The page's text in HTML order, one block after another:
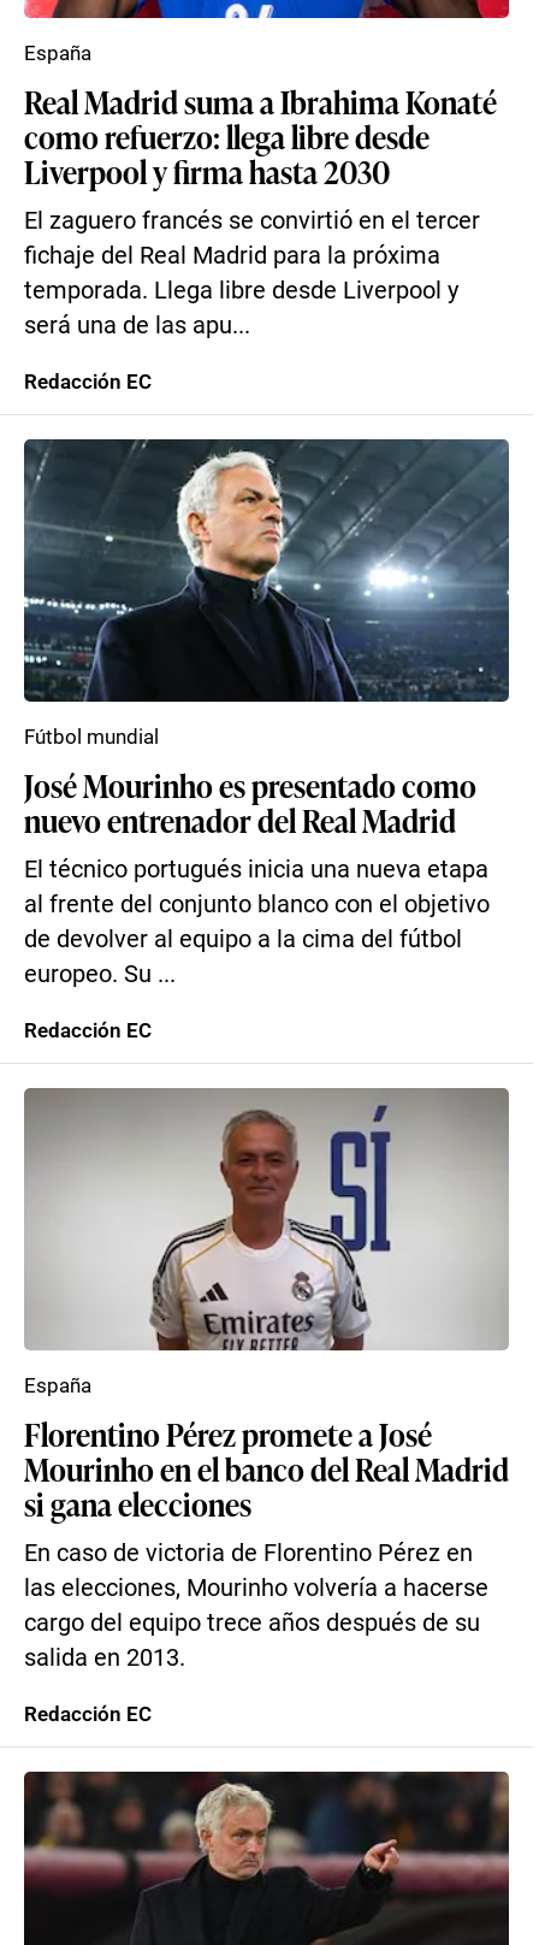
Real Madrid suma a Ibrahima Konaté
como refuerzo: llega libre desde
Liverpool y firma hasta 2030
El zaguero francés se convirtió en el tercer
fichaje del Real Madrid para la próxima
temporada. Llega libre desde Liverpool y
será una de las apu...
España
Redacción EC
José Mourinho es presentado como
nuevo entrenador del Real Madrid
El técnico portugués inicia una nueva etapa
al frente del conjunto blanco con el objetivo
de devolver al equipo a la cima del fútbol
europeo. Su ...
Fútbol mundial
Redacción EC
Florentino Pérez promete a José
Mourinho en el banco del Real Madrid
si gana elecciones
En caso de victoria de Florentino Pérez en
las elecciones, Mourinho volvería a hacerse
cargo del equipo trece años después de su
salida en 2013.
España
Redacción EC